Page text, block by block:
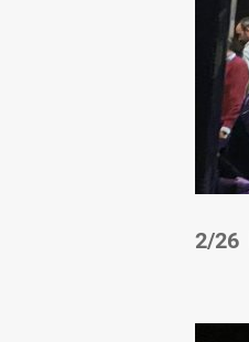
/26